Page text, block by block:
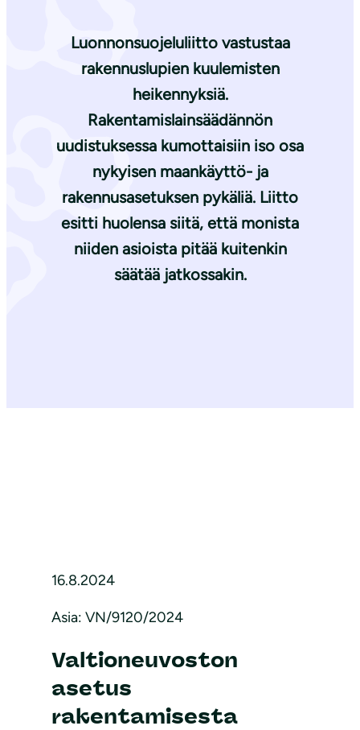
Luonnonsuojeluliitto vastustaa
rakennuslupien kuulemisten
heikennyksiä.
Rakentamislainsäädännön
uudistuksessa kumottaisiin iso osa
nykyisen maankäyttö- ja
rakennusasetuksen pykäliä. Liitto
esitti huolensa siitä, että monista
niiden asioista pitää kuitenkin
säätää jatkossakin.
16.8.2024
Asia: VN/9120/2024
Valtioneuvoston
asetus
rakentamisesta